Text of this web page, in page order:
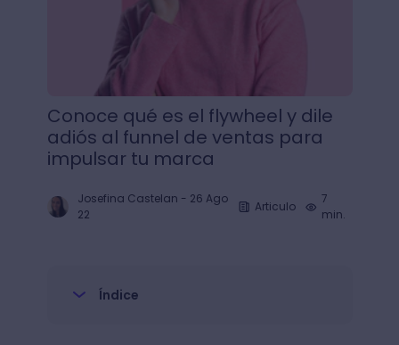
Conoce qué es el flywheel y dile
adiós al funnel de ventas para
impulsar tu marca
Josefina Castelan - 26 Ago
22
Articulo
7
min.
Índice